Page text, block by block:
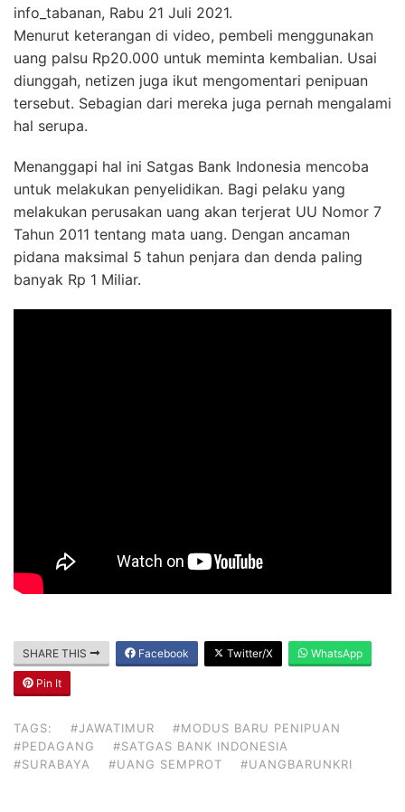
info_tabanan, Rabu 21 Juli 2021.
Menurut keterangan di video, pembeli menggunakan
uang palsu Rp20.000 untuk meminta kembalian. Usai
diunggah, netizen juga ikut mengomentari penipuan
tersebut. Sebagian dari mereka juga pernah mengalami
hal serupa.
Menanggapi hal ini Satgas Bank Indonesia mencoba
untuk melakukan penyelidikan. Bagi pelaku yang
melakukan perusakan uang akan terjerat UU Nomor 7
Tahun 2011 tentang mata uang. Dengan ancaman
pidana maksimal 5 tahun penjara dan denda paling
banyak Rp 1 Miliar.
SHARE THIS Facebook Twitter/X WhatsApp
Pin It
TAGS: #JAWATIMUR
#MODUS BARU PENIPUAN
#PEDAGANG
#SATGAS BANK INDONESIA
#SURABAYA
#UANG SEMPROT #UANGBARUNKRI